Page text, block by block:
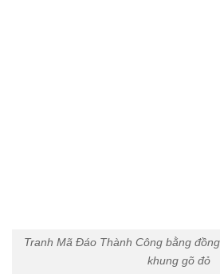
Tranh Mã Đáo Thành Công bằng
khung gõ đỏ